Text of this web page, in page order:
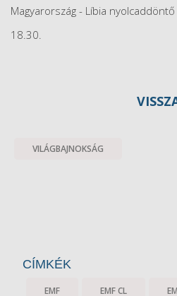
Magyarország - Líbia nyolcaddöntő
18.30.
VILÁGBAJNOKSÁG
CÍMKÉK
EMF EMF CL